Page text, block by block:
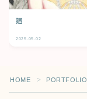
廻
2025.05.02
HOME ＞ PORTFOLIO